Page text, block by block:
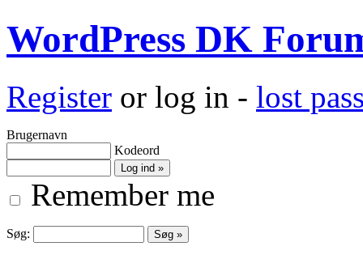
WordPress DK
Register or log in - lost
Brugernavn
Kodeord
Remember me
Søg: